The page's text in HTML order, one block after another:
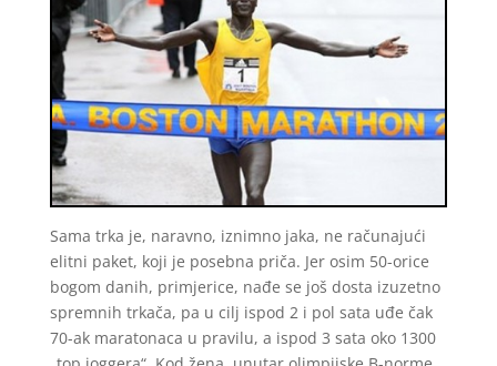
Sama trka je, naravno, iznimno jaka, ne računajući
elitni paket, koji je posebna priča. Jer osim 50-orice
bogom danih, primjerice, nađe se još dosta izuzetno
spremnih trkača, pa u cilj ispod 2 i pol sata uđe čak
70-ak maratonaca u pravilu, a ispod 3 sata oko 1300